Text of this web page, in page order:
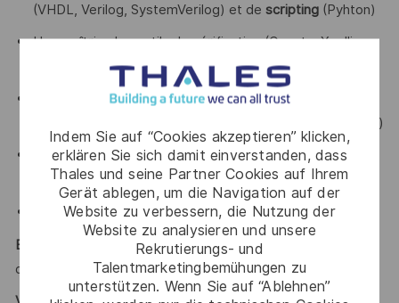
Indem Sie auf “Cookies akzeptieren” klicken,
erklären Sie sich damit einverstanden, dass
Thales und seine Partner Cookies auf Ihrem
Gerät ablegen, um die Navigation auf der
Website zu verbessern, die Nutzung der
Website zu analysieren und unsere
Rekrutierungs- und
Talentmarketingbemühungen zu
unterstützen. Wenn Sie auf “Ablehnen”
(VHDL, Verilog, SystemVerilog) et de scripting (Pyhton)
Une maîtrise les outils de vérification (Questa, Xcellium
Une bonne connaissance desprotocoles de
(AMBA , Ethernet, CAN, I²C,…)
Idéalement, une expérience de laméthodologie de
vérification UMV
Un bon niveau d’Anglais technique(lu, écrit, parlé)
Excellent relationnel, autonomie et rigueur
que l’on vous reconnait ?